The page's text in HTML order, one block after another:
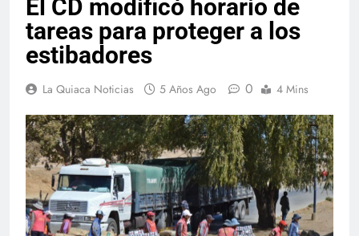
El CD modificó horario de
tareas para proteger a los
estibadores
La Quiaca Noticias 5 Años Ago 0 4 Mins